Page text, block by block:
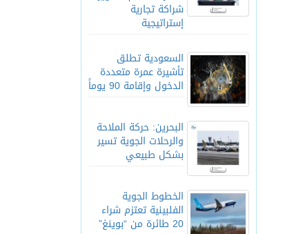
شراكة تجارية
إستراتيجية
السعودية تطلق
تأشيرة عمرة متعددة
الدخول وإقامة 90 يوماً
البحرين: حركة الملاحة
والرحلات الجوية تسير
بشكل طبيعي
الخطوط الجوية
الفلبينية تعتزم شراء
20 طائرة من “بوينغ”